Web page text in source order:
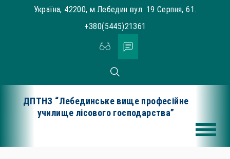
Україна, 42200, м.Лебедин вул. 19 Серпня, 61.
+380(5445)21361
ДПТНЗ “Лебединське вище професійне
училище лісового господарства”